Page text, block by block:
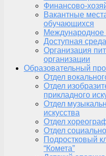
Финансово-
Вакантные
обучающихся
Международное
Доступная среда
Организация
организации
Образовательный
Отдел
Отдел
прикладного
Отдел
искусства
Отдел
Отдел
Подростковый
“Комета”